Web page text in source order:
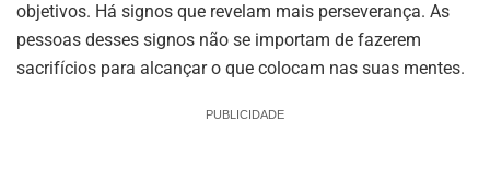
objetivos. Há signos que revelam mais perseverança. As
pessoas desses signos não se importam de fazerem
sacrifícios para alcançar o que colocam nas suas mentes.
PUBLICIDADE